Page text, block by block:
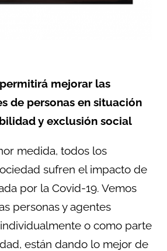
mejorar las
de personas en situación
y exclusión social
medida, todos los
sufren el impacto de
por la Covid-19. Vemos
personas y agentes
o como parte
están dando lo mejor de